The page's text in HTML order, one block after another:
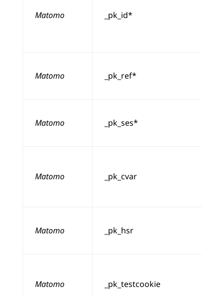
Matomo _pk_id*
Matomo _pk_ref*
Matomo _pk_ses*
Matomo _pk_cvar
Matomo _pk_hsr
Matomo _pk_testcookie